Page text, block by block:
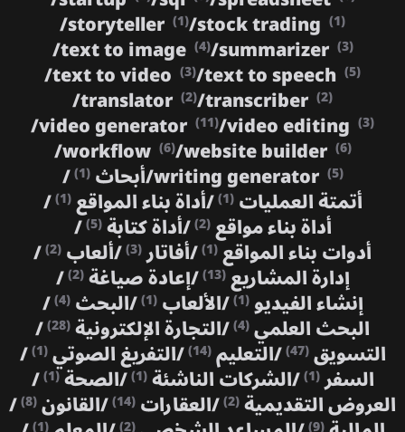
stock trading (1)
/
storyteller (1)
/
summarizer (3)
/
text to image (4)
/
text to speech (5)
/
text to video (3)
/
transcriber (2)
/
translator (2)
/
video editing (3)
/
video generator (11)
/
website builder (6)
/
workflow (6)
/
writing generator (5)
/أبحاث(1)
/
أتمتة العمليات(1)
/أداة بناء المواقع(1)
/
أداة بناء مواقع(2)
/أداة كتابة(5)
/
أدوات بناء المواقع(1)
/أفاتار(3)
/ألعاب (2)
/
إدارة المشاريع(13)
/إعادة صياغة(2)
/
إنشاء الفيديو(1)
/الألعاب(1)
/البحث(4)
/
البحث العلمي(4)
/التجارة الإلكترونية(28)
/
التسويق(47)
/التعليم(14)
/التفريغ الصوتي(1)
/
السفر(1)
/الشركات الناشئة(1)
/الصحة(1)
/
العروض التقديمية(2)
/العقارات (14)
/القانون(8)
/